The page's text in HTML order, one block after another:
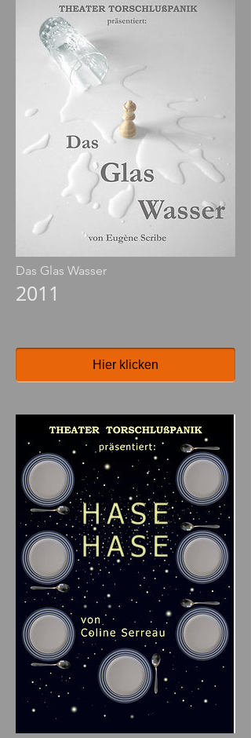
Das Glas Wasser
2011
Hier klicken